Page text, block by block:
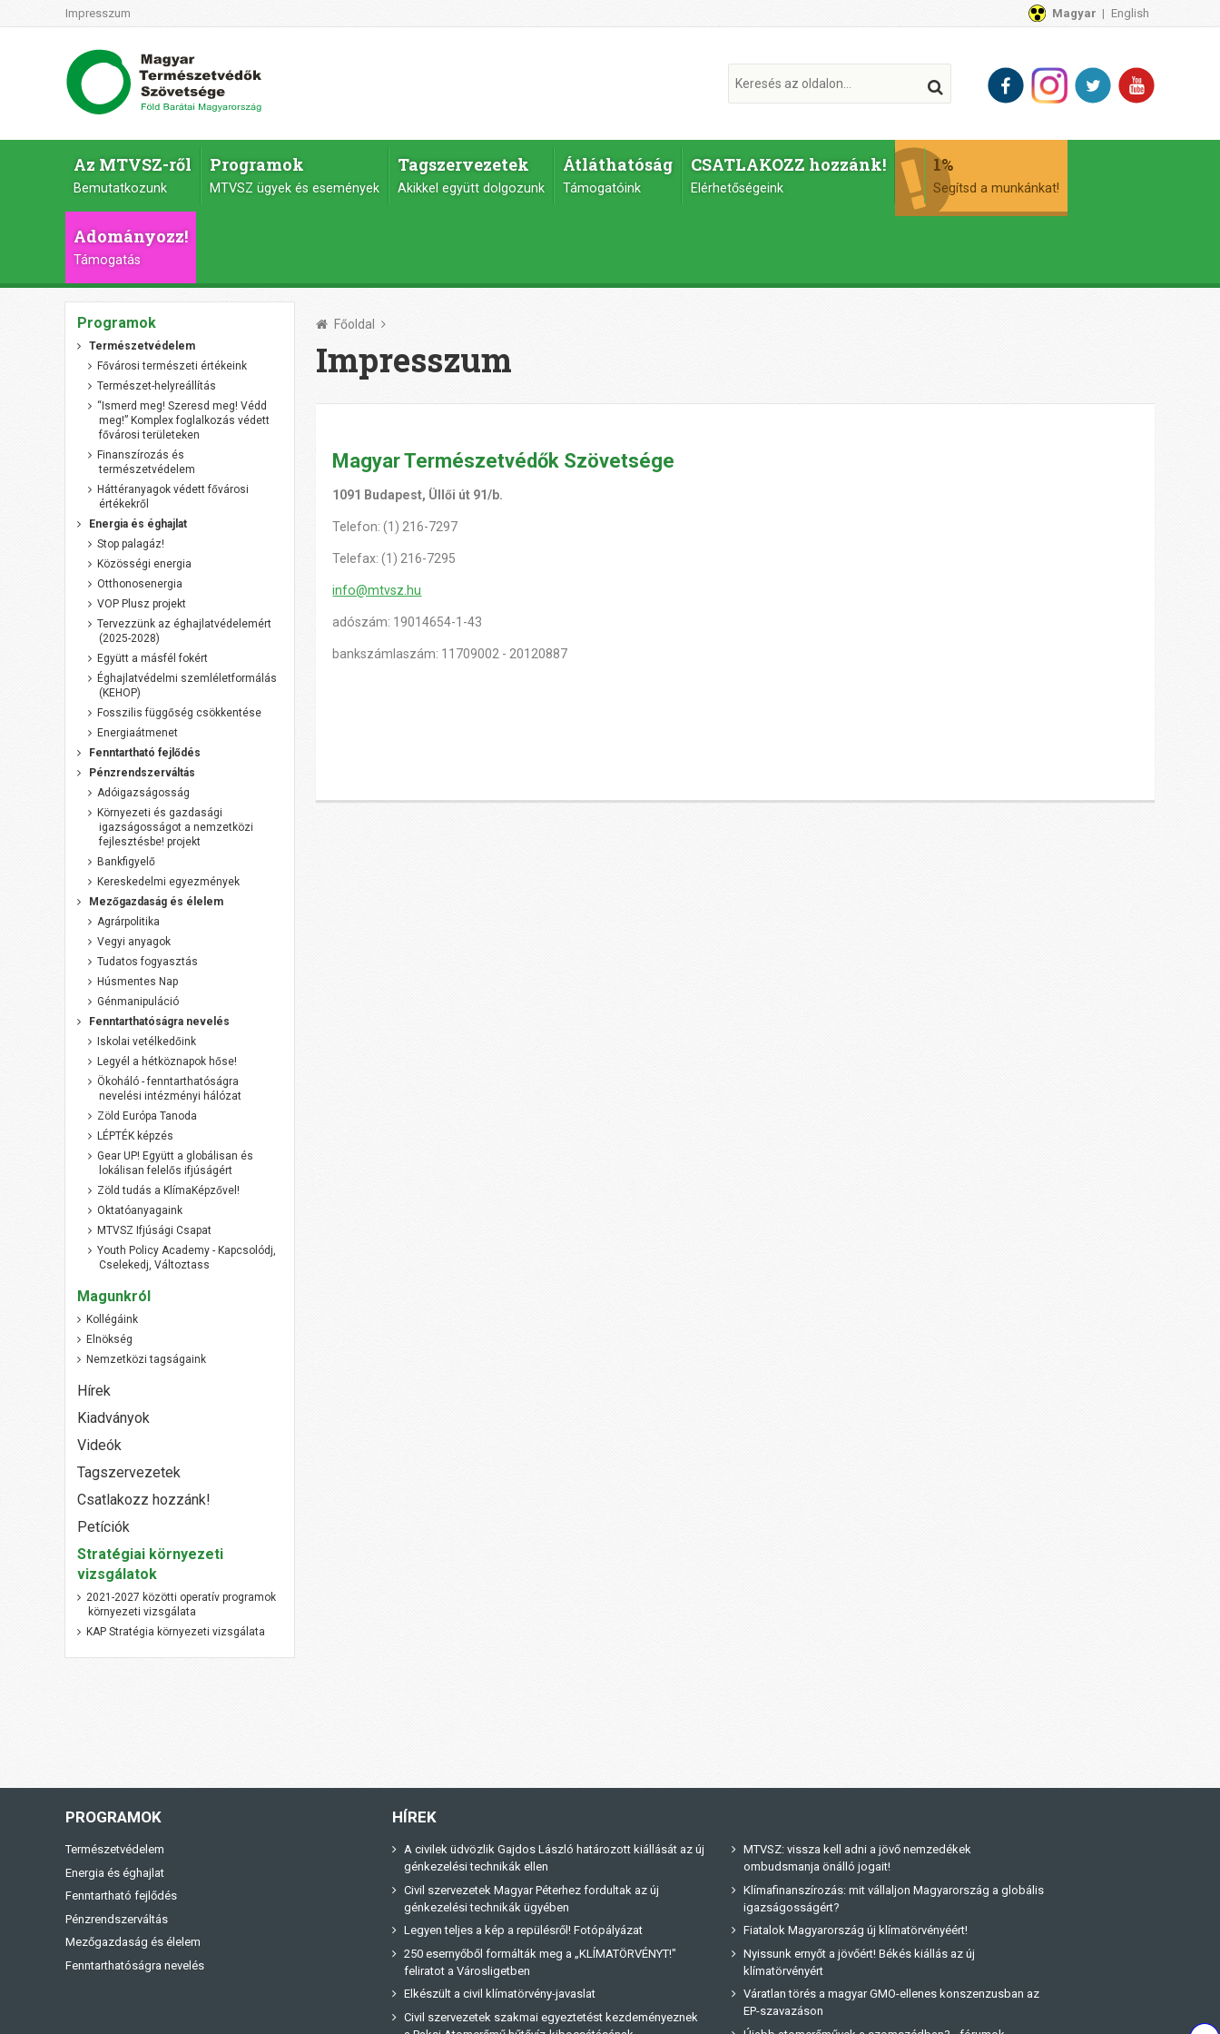
Impresszum Magyar English
Az MTVSZ-ről
Bemutatkozunk
Programok
MTVSZ ügyek és események
Tagszervezetek
Akikkel együtt dolgozunk
Átláthatóság
Támogatóink
CSATLAKOZZ hozzánk!
Elérhetőségeink
1%
Segítsd a munkánkat!
Adományozz!
Támogatás
Főoldal
Impresszum
Magyar Természetvédők Szövetsége
1091 Budapest, Üllői út 91/b.
Telefon: (1) 216-7297
Telefax: (1) 216-7295
info@mtvsz.hu
adószám: 19014654-1-43
bankszámlaszám: 11709002 - 20120887
Programok
Természetvédelem
Fővárosi természeti értékeink
Természet-helyreállítás
“Ismerd meg! Szeresd meg! Védd
meg!” Komplex foglalkozás védett
fővárosi területeken
Finanszírozás és
természetvédelem
Háttéranyagok védett fővárosi
értékekről
Energia és éghajlat
Stop palagáz!
Közösségi energia
Otthonosenergia
VOP Plusz projekt
Tervezzünk az éghajlatvédelemért
(2025-2028)
Együtt a másfél fokért
Éghajlatvédelmi szemléletformálás
(KEHOP)
Fosszilis függőség csökkentése
Energiaátmenet
Fenntartható fejlődés
Pénzrendszerváltás
Adóigazságosság
Környezeti és gazdasági
igazságosságot a nemzetközi
fejlesztésbe! projekt
Bankfigyelő
Kereskedelmi egyezmények
Mezőgazdaság és élelem
Agrárpolitika
Vegyi anyagok
Tudatos fogyasztás
Húsmentes Nap
Génmanipuláció
Fenntarthatóságra nevelés
Iskolai vetélkedőink
Legyél a hétköznapok hőse!
Ökoháló - fenntarthatóságra
nevelési intézményi hálózat
Zöld Európa Tanoda
LÉPTÉK képzés
Gear UP! Együtt a globálisan és
lokálisan felelős ifjúságért
Zöld tudás a KlímaKépzővel!
Oktatóanyagaink
MTVSZ Ifjúsági Csapat
Youth Policy Academy - Kapcsolódj,
Cselekedj, Változtass
Magunkról
Kollégáink
Elnökség
Nemzetközi tagságaink
Hírek
Kiadványok
Videók
Tagszervezetek
Csatlakozz hozzánk!
Petíciók
Stratégiai környezeti
vizsgálatok
2021-2027 közötti operatív programok
környezeti vizsgálata
KAP Stratégia környezeti vizsgálata
PROGRAMOK
Természetvédelem
Energia és éghajlat
Fenntartható fejlődés
Pénzrendszerváltás
Mezőgazdaság és élelem
Fenntarthatóságra nevelés
HÍREK
A civilek üdvözlik Gajdos László határozott kiállását az új
génkezelési technikák ellen
Civil szervezetek Magyar Péterhez fordultak az új
génkezelési technikák ügyében
Legyen teljes a kép a repülésről! Fotópályázat
250 esernyőből formálták meg a „KLÍMATÖRVÉNYT!"
feliratot a Városligetben
Elkészült a civil klímatörvény-javaslat
Civil szervezetek szakmai egyeztetést kezdeményeznek
MTVSZ: vissza kell adni a jövő nemzedékek
ombudsmanja önálló jogait!
Klímafinanszírozás: mit vállaljon Magyarország a globális
igazságosságért?
Fiatalok Magyarország új klímatörvényéért!
Nyissunk ernyőt a jövőért! Békés kiállás az új
klímatörvényért
Váratlan törés a magyar GMO-ellenes konszenzusban az
EP-szavazáson